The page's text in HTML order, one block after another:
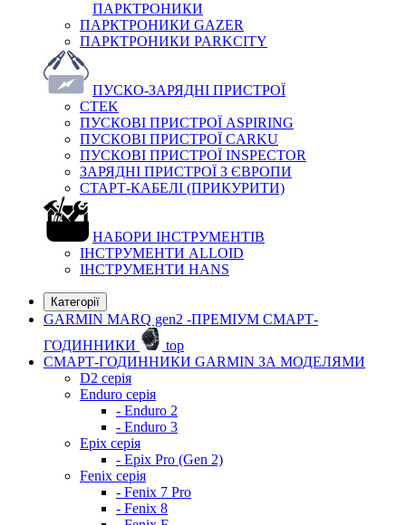
ПАРКТРОНИКИ
ПАРКТРОНИКИ GAZER
ПАРКТРОНИКИ PARKCITY
ПУСКО-ЗАРЯДНІ ПРИСТРОЇ
CTEK
ПУСКОВІ ПРИСТРОЇ ASPIRING
ПУСКОВІ ПРИСТРОЇ CARKU
ПУСКОВІ ПРИСТРОЇ INSPECTOR
ЗАРЯДНІ ПРИСТРОЇ З ЄВРОПИ
СТАРТ-КАБЕЛІ (ПРИКУРИТИ)
НАБОРИ ІНСТРУМЕНТІВ
ІНСТРУМЕНТИ ALLOID
ІНСТРУМЕНТИ HANS
Категорії
GARMIN MARQ gen2 -ПРЕМІУМ СМАРТ-
ГОДИННИКИ
top
СМАРТ-ГОДИННИКИ GARMIN ЗА МОДЕЛЯМИ
D2 серія
Enduro серія
- Enduro 2
- Enduro 3
Epix серія
- Epix Pro (Gen 2)
Fenix серія
- Fenix 7 Pro
- Fenix 8